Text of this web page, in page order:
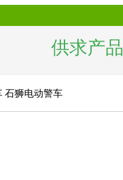
供求产品
石狮电动警车